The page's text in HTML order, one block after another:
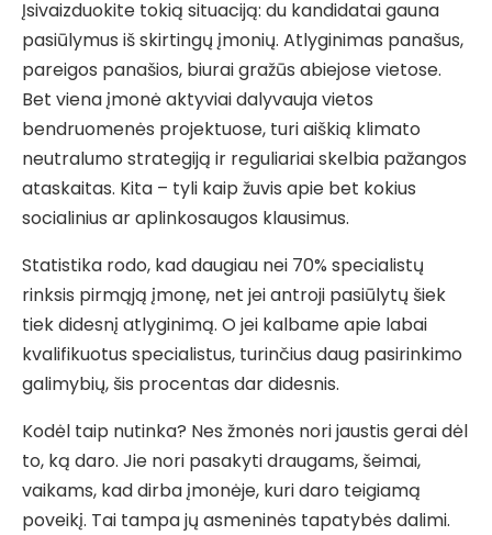
Įsivaizduokite tokią situaciją: du kandidatai gauna
pasiūlymus iš skirtingų įmonių. Atlyginimas panašus,
pareigos panašios, biurai gražūs abiejose vietose.
Bet viena įmonė aktyviai dalyvauja vietos
bendruomenės projektuose, turi aiškią klimato
neutralumo strategiją ir reguliariai skelbia pažangos
ataskaitas. Kita – tyli kaip žuvis apie bet kokius
socialinius ar aplinkosaugos klausimus.
Statistika rodo, kad daugiau nei 70% specialistų
rinksis pirmąją įmonę, net jei antroji pasiūlytų šiek
tiek didesnį atlyginimą. O jei kalbame apie labai
kvalifikuotus specialistus, turinčius daug pasirinkimo
galimybių, šis procentas dar didesnis.
Kodėl taip nutinka? Nes žmonės nori jaustis gerai dėl
to, ką daro. Jie nori pasakyti draugams, šeimai,
vaikams, kad dirba įmonėje, kuri daro teigiamą
poveikį. Tai tampa jų asmeninės tapatybės dalimi.